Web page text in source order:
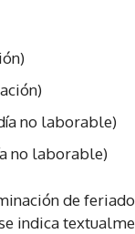
no laborable)
no laborable)
de
indica